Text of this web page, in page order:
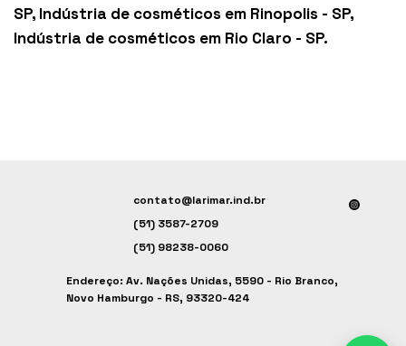
SP, Indústria de cosméticos em Rinopolis - SP,
Indústria de cosméticos em Rio Claro - SP.
contato@larimar.ind.br
(51) 3587-2709
(51) 98238-0060
Endereço: Av. Nações Unidas, 5590 - Rio Branco,
Novo Hamburgo - RS, 93320-424